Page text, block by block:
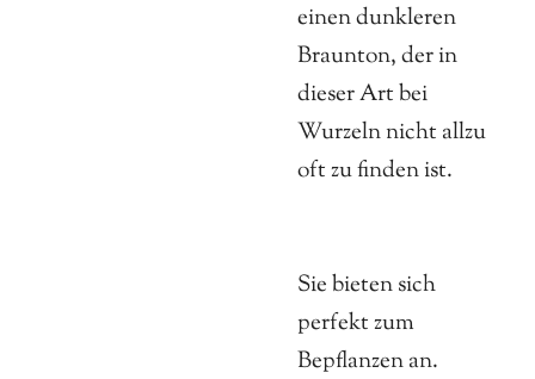
einen dunkleren
Braunton, der in
dieser Art bei
Wurzeln nicht allzu
oft zu finden ist.
Sie bieten sich
perfekt zum
Bepflanzen an.